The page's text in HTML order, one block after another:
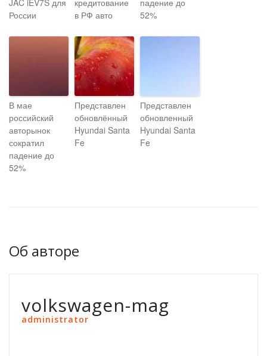
JAC iEV7S для
России
кредитование
в РФ авто
падение до
52%
В мае
российский
авторынок
сократил
падение до
52%
Представлен
обновлённый
Hyundai Santa
Fe
Представлен
обновленный
Hyundai Santa
Fe
Об авторе
volkswagen-mag
administrator